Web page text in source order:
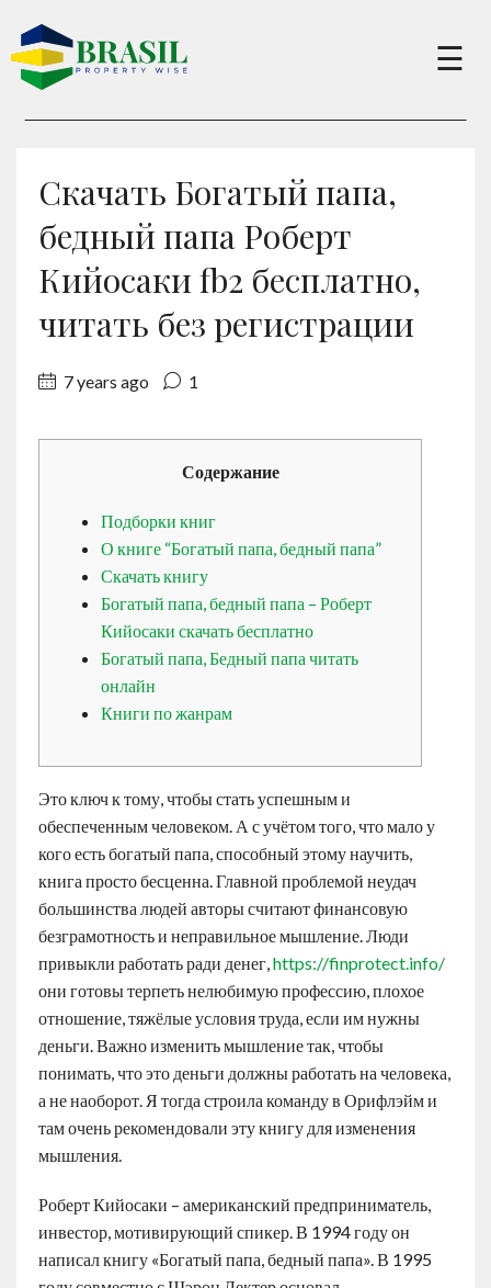
×
Sell
About
Charity
English
☰
Скачать Богатый папа,
бедный папа Роберт
Кийосаки fb2 бесплатно,
читать без регистрации
7 years ago 1
Содержание
Подборки книг
О книге “Богатый папа, бедный папа”
Скачать книгу
Богатый папа, бедный папа – Роберт
Кийосаки скачать бесплатно
Богатый папа, Бедный папа читать
онлайн
Книги по жанрам
Это ключ к тому, чтобы стать успешным и
обеспеченным человеком. А с учётом того, что мало у
кого есть богатый папа, способный этому научить,
книга просто бесценна. Главной проблемой неудач
большинства людей авторы считают финансовую
безграмотность и неправильное мышление. Люди
привыкли работать ради денег,https://finprotect.info/
они готовы терпеть нелюбимую профессию, плохое
отношение, тяжёлые условия труда, если им нужны
деньги. Важно изменить мышление так, чтобы
понимать, что это деньги должны работать на человека,
а не наоборот. Я тогда строила команду в Орифлэйм и
там очень рекомендовали эту книгу для изменения
мышления.
Роберт Кийосаки – американский предприниматель,
инвестор, мотивирующий спикер. В 1994 году он
написал книгу «Богатый папа, бедный папа». В 1995